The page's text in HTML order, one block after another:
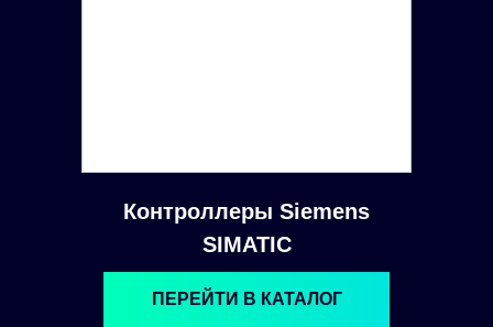
Контроллеры Siemens
SIMATIC
ПЕРЕЙТИ В КАТАЛОГ